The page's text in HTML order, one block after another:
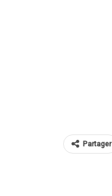
Partager